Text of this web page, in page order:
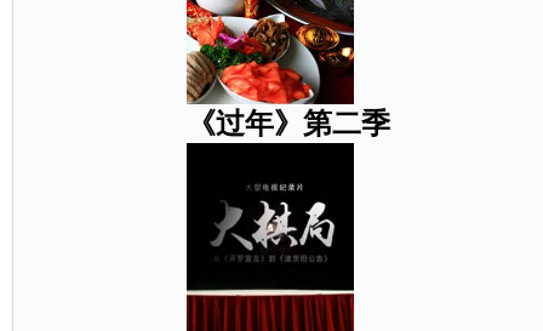
《过年》第二季